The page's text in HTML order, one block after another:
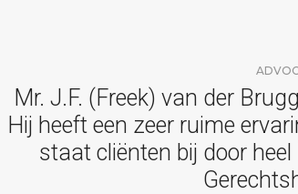
Mr. J.F. (Freek) van der
Hij heeft een zeer ruime
staat cliënten bij door